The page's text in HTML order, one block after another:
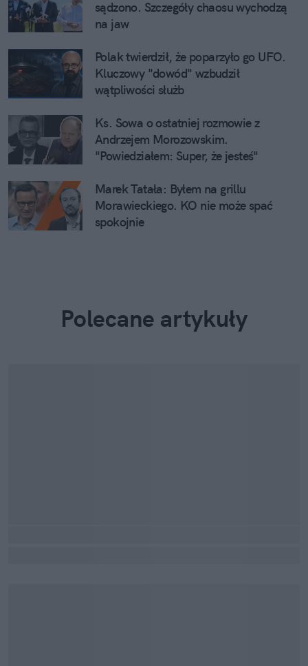
sądzono. Szczegóły chaosu wychodzą
na jaw
Polak twierdził, że poparzyło go UFO.
Kluczowy "dowód" wzbudził
wątpliwości służb
Ks. Sowa o ostatniej rozmowie z
Andrzejem Morozowskim.
"Powiedziałem: Super, że jesteś"
Marek Tatała: Byłem na grillu
Morawieckiego. KO nie może spać
spokojnie
Polecane artykuły